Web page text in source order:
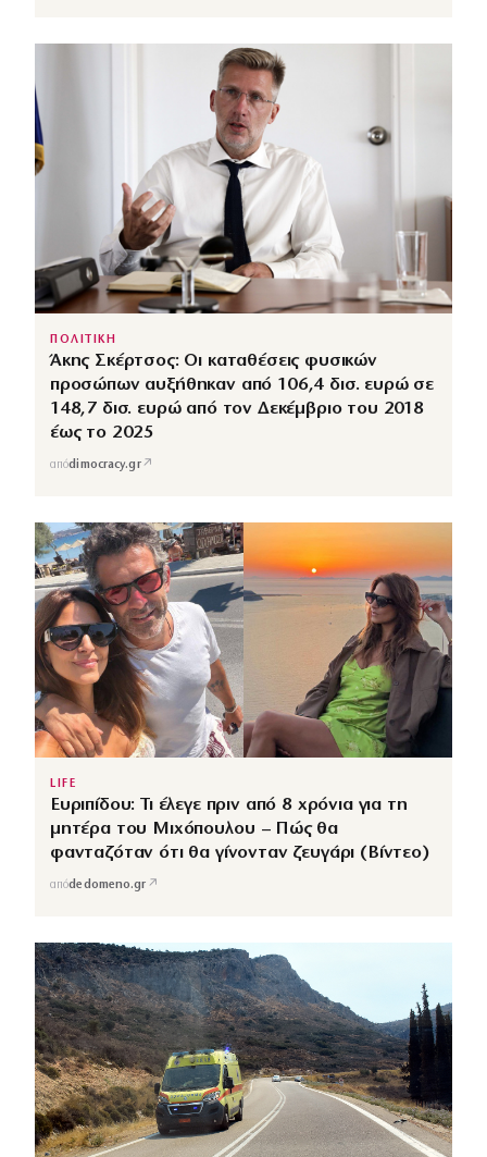
ΠΟΛΙΤΙΚΗ
Άκης Σκέρτσος: Οι καταθέσεις φυσικών
προσώπων αυξήθηκαν από 106,4 δισ. ευρώ σε
148,7 δισ. ευρώ από τον Δεκέμβριο του 2018
έως το 2025
απόdimocracy.gr↗
LIFE
Ευριπίδου: Τι έλεγε πριν από 8 χρόνια για τη
μητέρα του Μιχόπουλου – Πώς θα
φανταζόταν ότι θα γίνονταν ζευγάρι (Βίντεο)
απόdedomeno.gr ↗